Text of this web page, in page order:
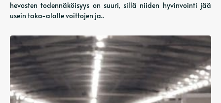
hevosten todennäköisyys on suuri, sillä niiden hyvinvointi jää
usein taka-alalle voittojen ja..